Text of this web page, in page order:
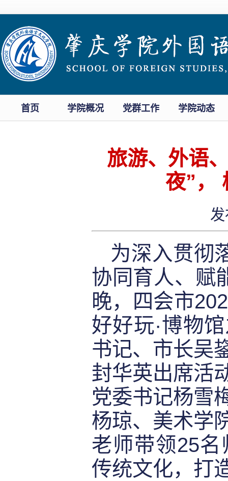
首页 学院概况 党群工作 学院动态
旅游、外语
夜”，
为深入贯彻
协同育人、赋
晚，四会市
好好玩·博物
书记、市长吴
封华英出席活
党委书记杨雪
杨琼、美术学
老师带领25
传统文化，打